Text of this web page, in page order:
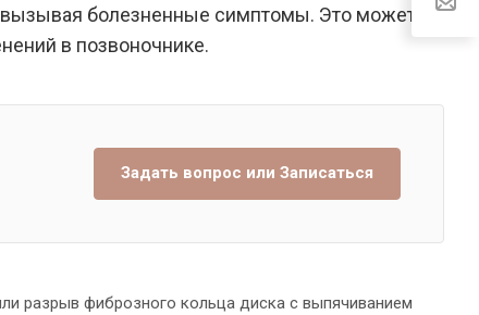
болезненные симптомы. Это может
в позвоночнике.
Задать вопрос или Записаться
разрыв фиброзного кольца диска с выпячиванием